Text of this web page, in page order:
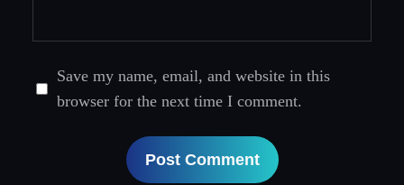
Save my name, email, and website in this
browser for the next time I comment.